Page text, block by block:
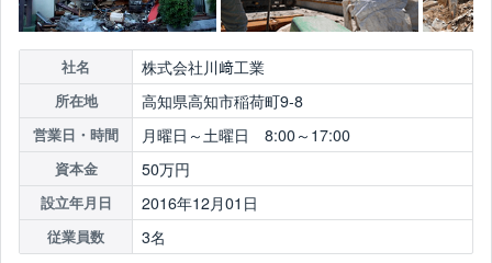
社名 株式会社川﨑工業
所在地 高知県高知市稲荷町9-8
営業日・時間 月曜日～土曜日 8:00～17:00
資本金 50万円
設立年月日 2016年12月01日
従業員数 3名